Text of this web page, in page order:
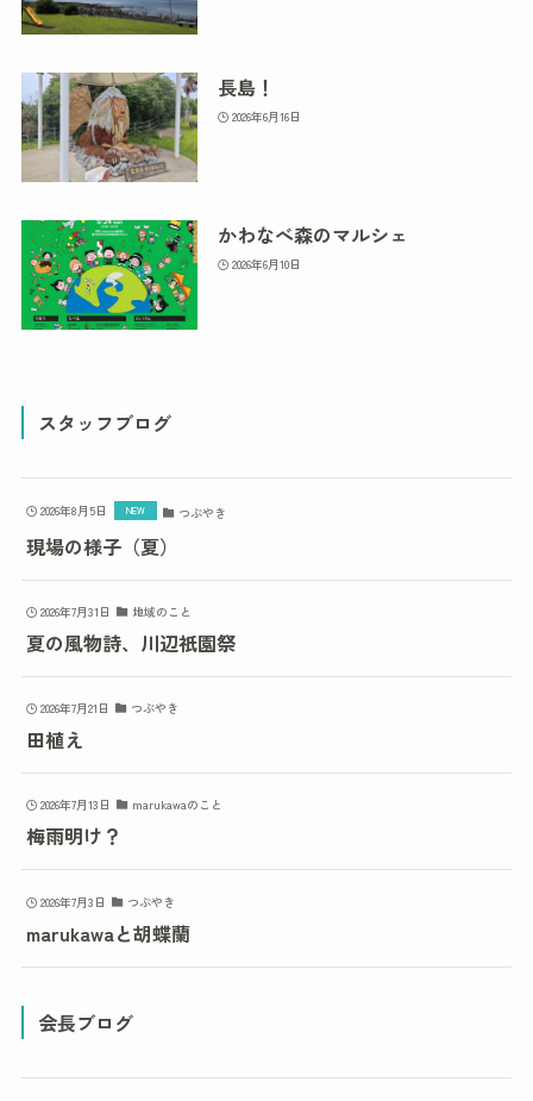
長島！
2026年6月16日
かわなべ森のマルシェ
2026年6月10日
スタッフブログ
2026年8月5日 つぶやき
現場の様子（夏）
2026年7月31日 地域のこと
夏の風物詩、川辺祇園祭
2026年7月21日 つぶやき
田植え
2026年7月13日 marukawaのこと
梅雨明け？
2026年7月3日 つぶやき
marukawaと胡蝶蘭
会長ブログ